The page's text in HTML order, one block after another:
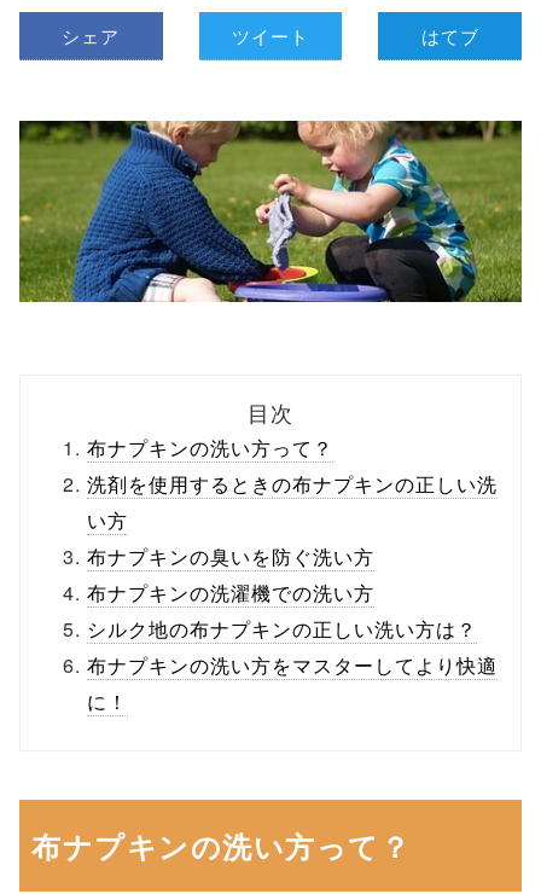
シェア ツイート はてブ
目次
布ナプキンの洗い方って？
洗剤を使用するときの布ナプキンの正しい洗
い方
布ナプキンの臭いを防ぐ洗い方
布ナプキンの洗濯機での洗い方
シルク地の布ナプキンの正しい洗い方は？
布ナプキンの洗い方をマスターしてより快適
に！
布ナプキンの洗い方って？